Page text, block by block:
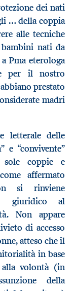
dei nati
… della coppia
alle tecniche
nati da
Pma eterologa
per il nostro
prestato
madri
letterale delle
e “convivente”
coppie e
affermato
si rinviene
giuridico al
Non appare
di accesso
atteso che il
in base
volontà (in
della